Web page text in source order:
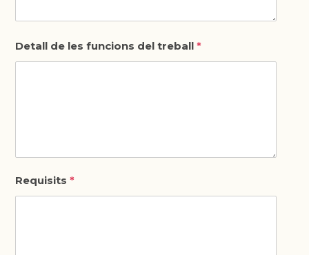
Detall de les funcions del treball*
Requisits*